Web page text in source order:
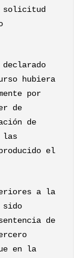
solicitud
hubiera
por
de
de
las
el
a la
sido
de
en la